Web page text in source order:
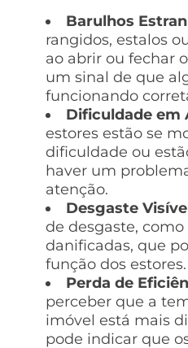
Barulhos
rangidos, estalos
ao abrir ou fechar
um sinal de que
funcionando
Dificuldade em
estores estão se
dificuldade ou
haver um
atenção.
Desgaste
de desgaste,
danificadas, que
função dos estores.
Perda de
perceber que a
imóvel está mais
pode indicar que